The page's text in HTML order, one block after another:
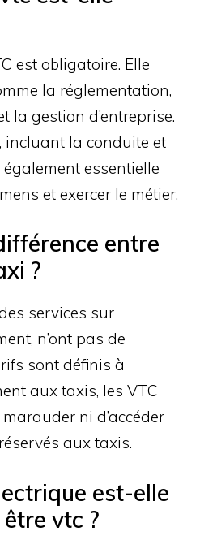
est obligatoire. Elle
la réglementation,
la gestion d’entreprise.
incluant la conduite et
essentielle
et exercer le métier.
entre
?
services sur
n’ont pas de
sont définis à
aux taxis, les VTC
ni d’accéder
aux taxis.
est-elle
vtc ?